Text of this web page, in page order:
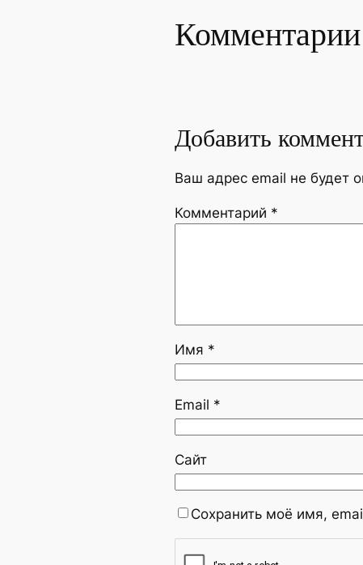
Комментарии
Добавить
Ваш адрес email не будет
Комментарий *
Имя *
Email *
Сайт
Сохранить моё имя,